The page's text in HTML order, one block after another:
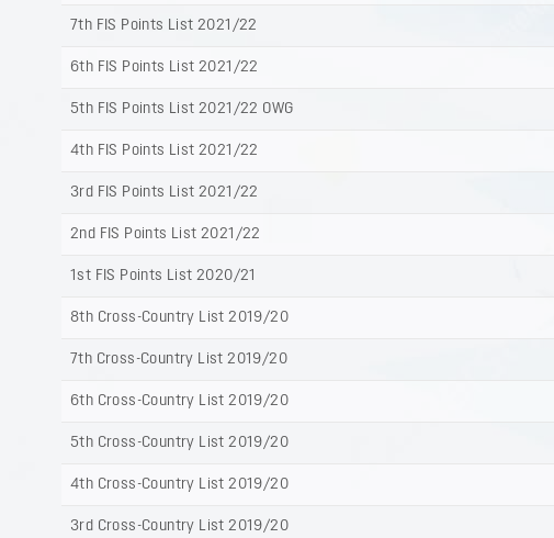
7th FIS Points List 2021/22
6th FIS Points List 2021/22
5th FIS Points List 2021/22 OWG
4th FIS Points List 2021/22
3rd FIS Points List 2021/22
2nd FIS Points List 2021/22
1st FIS Points List 2020/21
8th Cross-Country List 2019/20
7th Cross-Country List 2019/20
6th Cross-Country List 2019/20
5th Cross-Country List 2019/20
4th Cross-Country List 2019/20
3rd Cross-Country List 2019/20